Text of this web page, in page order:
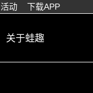
活动 下载APP
关于蛙趣